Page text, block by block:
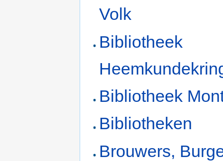
Volk
Bibliotheek
Bibliotheek
Bibliotheken
Brouwers,